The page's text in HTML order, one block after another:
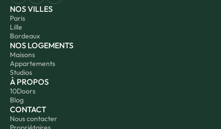
NOS VILLES
Paris
Lille
Bordeaux
NOS LOGEMENTS
Maisons
Appartements
Studios
À PROPOS
10Doors
Blog
CONTACT
Nous contacter